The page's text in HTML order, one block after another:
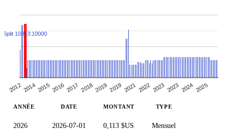
20122014 2015 2016 2017 20182019 2019 2021 2022 2023 2023 2024 2025
Split 10043:10000
ANNÉE DATE MONTANT TYPE
2026 2026-07-01 0,113 $US Mensuel